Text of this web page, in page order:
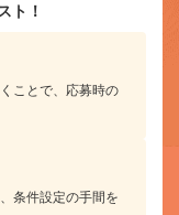
ト！
ことで、応募時の
条件設定の手間を